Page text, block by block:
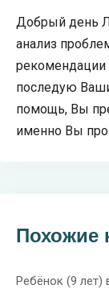
Добрый день
анализ
рекомендации
последую
помощь, Вы
именно Вы
Похожие
Ребёнок (9 лет)